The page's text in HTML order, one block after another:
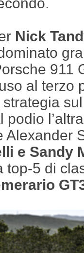
Nick
911
al terzo
podio
Alexander
e Sandy
top-5 di